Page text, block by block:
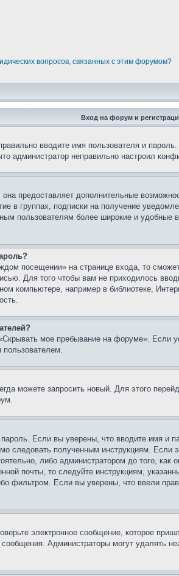
вопросов, связанных с этим форумом?
Вход на форум и
вводите имя пользователя и
администратор неправильно настроил
предоставляет дополнительные
в группах, подписки на получение
пользователям более широкие и
посещении» на странице входа, то
Для того чтобы вам не приходилось
компьютере, например в библиотеке,
мое пребывание на форуме».
можете запросить новый. Для этого
Если вы уверены, что вводите имя
следовать полученным инструкциям. Если
либо администратором до того,
почты, то следуйте инструкциям,
фильтром. Если вы уверены, что ввели
электронное сообщение, которое
Администраторы могут удалять